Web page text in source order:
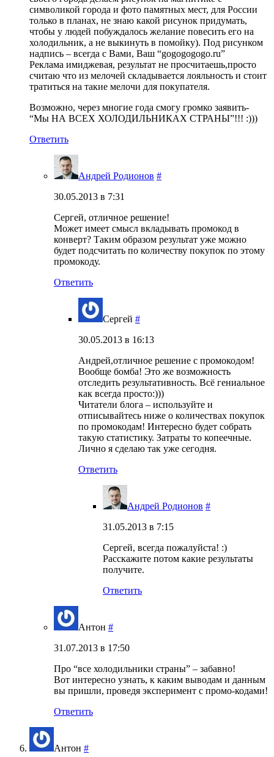
символикой города и фото памятных мест, для России
только в планах, не знаю какой рисунок придумать,
чтобы у людей побуждалось желание повесить его на
холодильник, а не выкинуть в помойку). Под рисунком
надпись – всегда с Вами, Ваш “gogogogogo.ru”
Реклама имиджевая, результат не просчитаешь,просто
считаю что из мелочей складывается лояльность и стоит
тратиться на такие мелочи для покупателя.
Возможно, через многие года смогу громко заявить-
“Мы НА ВСЕХ ХОЛОДИЛЬНИКАХ СТРАНЫ”!!! :)))
Ответить
Андрей Родионов #
30.05.2013 в 7:31
Сергей, отличное решение!
Может имеет смысл вкладывать промокод в
конверт? Таким образом результат уже можно
будет подсчитать по количеству покупок по этому
промокоду.
Ответить
Сергей #
30.05.2013 в 16:13
Андрей,отличное решение с промокодом!
Вообще бомба! Это же возможность
отследить результативность. Всё гениальное
как всегда просто:)))
Читатели блога – используйте и
отписывайтесь ниже о количествах покупок
по промокодам! Интересно будет собрать
такую статистику. Затраты то копеечные.
Лично я сделаю так уже сегодня.
Ответить
Андрей Родионов #
31.05.2013 в 7:15
Сергей, всегда пожалуйста! :)
Расскажите потом какие результаты
получите.
Ответить
Антон #
31.07.2013 в 17:50
Про “все холодильники страны” – забавно!
Вот интересно узнать, к каким выводам и данным
вы пришли, проведя эксперимент с промо-кодами!
Ответить
Антон #